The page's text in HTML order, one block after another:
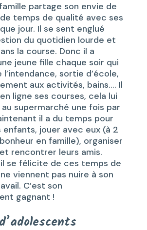
partage son envie de
temps de qualité avec ses
jour. Il se sent englué
du quotidien lourde et
la course. Donc il a
jeune fille chaque soir qui
l’intendance, sortie d’école,
aux activités, bains…. Il
ligne ses courses, cela lui
au supermarché une fois par
il a du temps pour
jouer avec eux (à 2
en famille), organiser
rencontrer leurs amis.
il se félicite de ces temps de
viennent pas nuire à son
C’est son
gagnant !